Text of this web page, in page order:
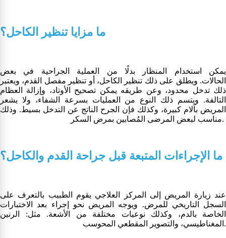
ما مزايا تنظير الكاحل؟
يمكن استخدام المنظار بدلًا من العملية الجراحية في بعض
الحالات. ويطلق على ذلك تنظير الكاحل، أو تنظير مفصل القدم، ويعتبر
ذلك تدخل محدود، وعن طريقه يمكن تصحيح الأوتاد، وإزالة العظام
التالفة. ويتسم ذلك النوع من العمليات بسرعة الشفاء، ولا يشعر
المريض بآلام كبيرة، وكذلك فإن الجرح الناتج عن التدخل بسيط. وذلك
مناسب لبعض المرضى المُصابين بمرض السكر.
ما الإجراءات المتبعة قبل جراحة القدم والكاحل؟
عند زيارة المريض إلى المركز العلاجي يقوم الطبيب بالتعرف على
السجل التاريخي للمرض. ويوجه المريض نحو إجراء بعد الاختبارات
الخاصة بالدم، وكذلك نوعيات مختلفة من الأشعة. مثل: الرنين
المغناطيسي، والتصوير المقطعي المحوسب.